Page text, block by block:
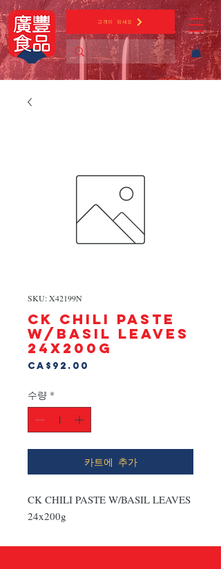
고객이 되세요
SKU: X42199N
CK CHILI PASTE
W/BASIL LEAVES
24x200g
CA$92.00
수량 *
카트에 추가
CK CHILI PASTE W/BASIL LEAVES
24x200g